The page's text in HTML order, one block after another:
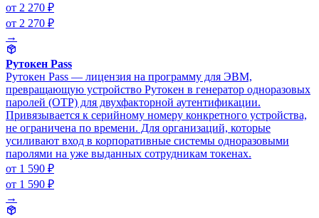
от 2 270 ₽
от 2 270 ₽
→
Рутокен Pass
Рутокен Pass — лицензия на программу для ЭВМ,
превращающую устройство Рутокен в генератор одноразовых
паролей (OTP) для двухфакторной аутентификации.
Привязывается к серийному номеру конкретного устройства,
не ограничена по времени. Для организаций, которые
усиливают вход в корпоративные системы одноразовыми
паролями на уже выданных сотрудникам токенах.
от 1 590 ₽
от 1 590 ₽
→